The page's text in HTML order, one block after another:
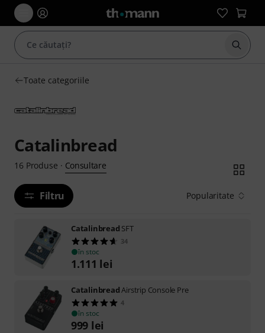
Toate categoriile
Catalinbread
16 Produse · Consultare
Filtru Popularitate
Catalinbread SFT
34
în stoc
1.111 lei
CatalinbreadAirstrip Console Pre
4
în stoc
999 lei